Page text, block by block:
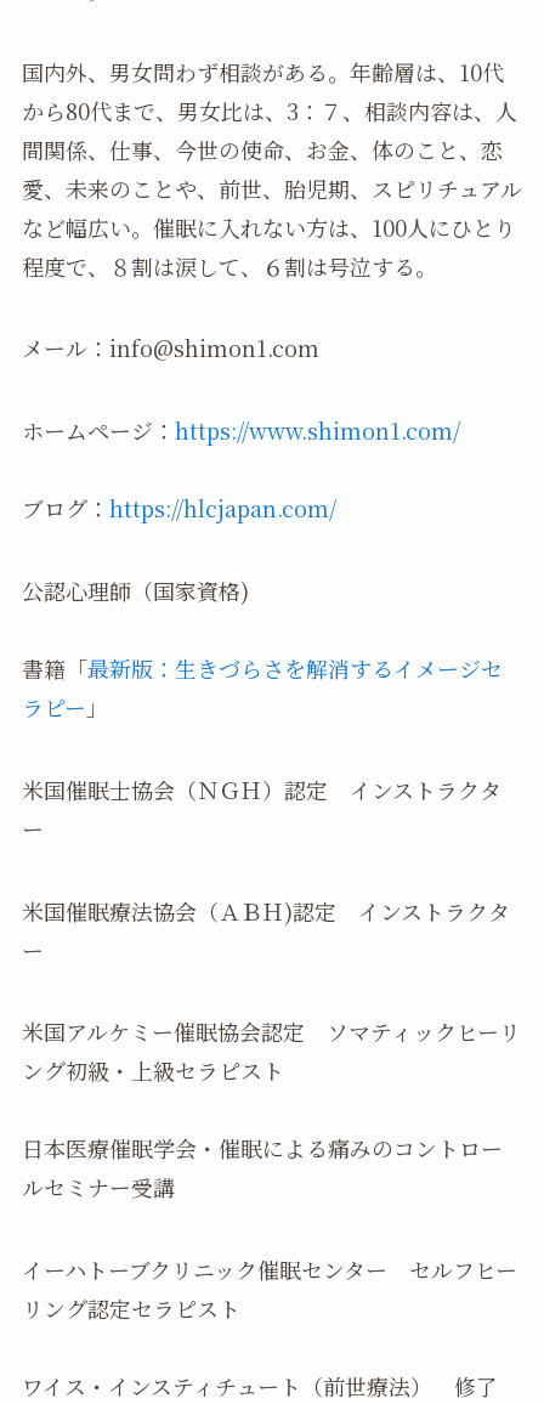
国内外、男女問わず相談がある。年齢層は、10代
から80代まで、男女比は、3：７、相談内容は、人
間関係、仕事、今世の使命、お金、体のこと、恋
愛、未来のことや、前世、胎児期、スピリチュアル
など幅広い。催眠に入れない方は、100人にひとり
程度で、８割は涙して、６割は号泣する。
メール：info@shimon1.com
ホームページ： https://www.shimon1.com/
ブログ： https://hlcjapan.com/
公認心理師（国家資格)
書籍「最新版：生きづらさを解消するイメージセ
ラピー 」
米国催眠士協会（ＮＧＨ）認定 インストラクタ
ー
米国催眠療法協会（ＡＢＨ)認定 インストラクタ
ー
米国アルケミー催眠協会認定 ソマティックヒーリ
ング初級・上級セラピスト
日本医療催眠学会・催眠による痛みのコントロー
ルセミナー受講
イーハトーブクリニック催眠センター セルフヒー
リング認定セラピスト
ワイス・インスティチュート（前世療法） 修了